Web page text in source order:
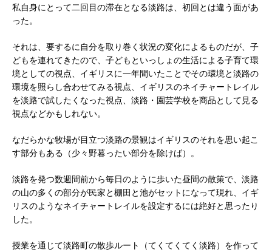
私自身にとって二回目の滞在となる淡路は、初回とは違う面があ
った。
それは、要するに自分を取り巻く状況の変化によるものだが、子
どもを連れてきたので、子どもといっしょの生活による子育て環
境としての視点、イギリスに一年間いたことでその環境と淡路の
環境を照らし合わせてみる視点、イギリスのネイチャートレイル
を淡路で試したくなった視点、淡路・園芸学校を商品として見る
視点などかもしれない。
なだらかな牧場が目立つ淡路の景観はイギリスのそれを思い起こ
す部分もある（少々野暮ったい部分を除けば）。
淡路を発つ数週間前から毎日のように歩いた昼間の散策で、淡路
の山の多くの部分が民家と棚田と池がセットになって現れ、イギ
リスのようなネイチャートレイルを設定するには絶好と思ったり
した。
授業を通じて淡路町の散歩ルート（てくてくてく淡路）を作って